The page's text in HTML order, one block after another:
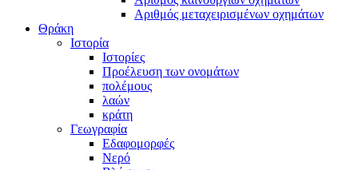
Αριθμός μεταχειρισμένων οχημάτων
Θράκη
Ιστορία
Ιστορίες
Προέλευση των ονομάτων
πολέμους
λαών
κράτη
Γεωγραφία
Εδαφομορφές
Νερό